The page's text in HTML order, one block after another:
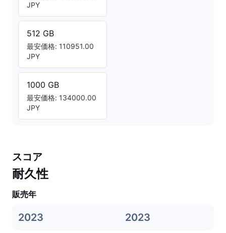
JPY
512 GB
最安価格: 110951.00
JPY
1000 GB
最安価格: 134000.00
JPY
スコア
耐久性
販売年
2023 2023